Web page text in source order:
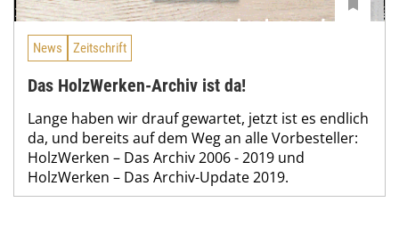
News Zeitschrift
Das HolzWerken-Archiv ist da!
Lange haben wir drauf gewartet, jetzt ist es endlich
da, und bereits auf dem Weg an alle Vorbesteller:
HolzWerken – Das Archiv 2006 - 2019 und
HolzWerken – Das Archiv-Update 2019.